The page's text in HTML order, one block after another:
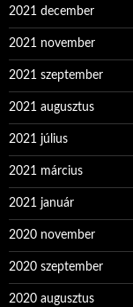
2021 december
2021 november
2021 szeptember
2021 augusztus
2021 július
2021 március
2021 január
2020 november
2020 szeptember
2020 augusztus